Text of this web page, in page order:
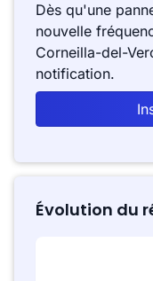
Dès qu'une
nouvelle
Corneilla-del-
notification.
Évolution du